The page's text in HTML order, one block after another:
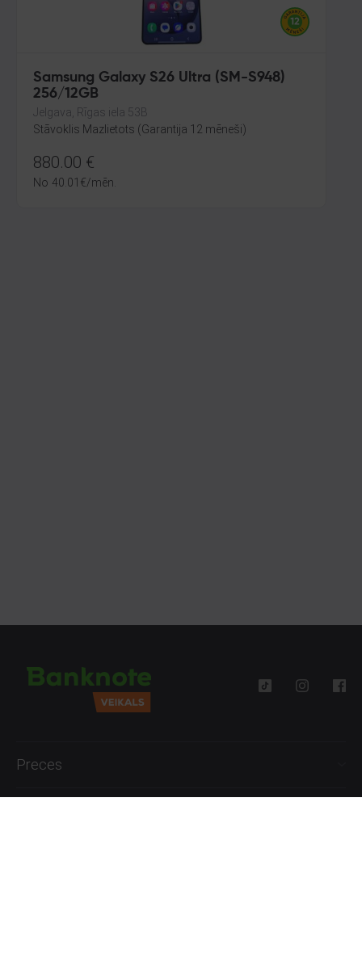
Samsung Galaxy S26 Ultra (SM-S948)
256/12GB
Jelgava, Rīgas iela 53B
Stāvoklis Mazlietots (Garantija 12 mēneši)
880.00 €
No 40.01 €/mēn.
Preces